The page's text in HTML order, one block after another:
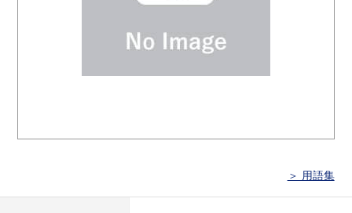
＞ 用語集